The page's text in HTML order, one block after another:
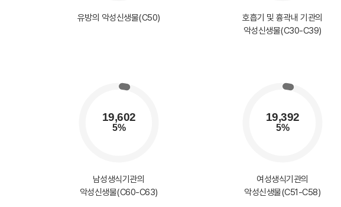
유방의 악성신생물(C50)
호흡기 및 흉곽내 기관의
악성신생물(C30-C39)
남성생식기관의
악성신생물(C60-C63)
여성생식기관의
악성신생물(C51-C58)